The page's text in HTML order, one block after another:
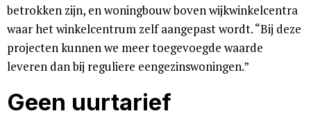
betrokken zijn, en woningbouw boven wijkwinkelcentra
waar het winkelcentrum zelf aangepast wordt. “Bij deze
projecten kunnen we meer toegevoegde waarde
leveren dan bij reguliere eengezinswoningen.”
Geen uurtarief